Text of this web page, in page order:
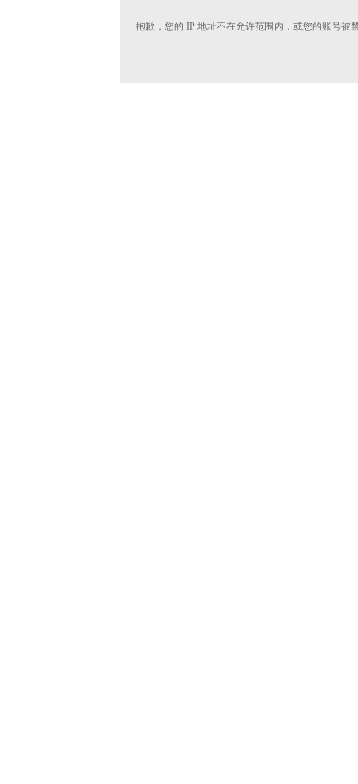
抱歉，您的 IP 地址不在允许范围内，或您的账号被